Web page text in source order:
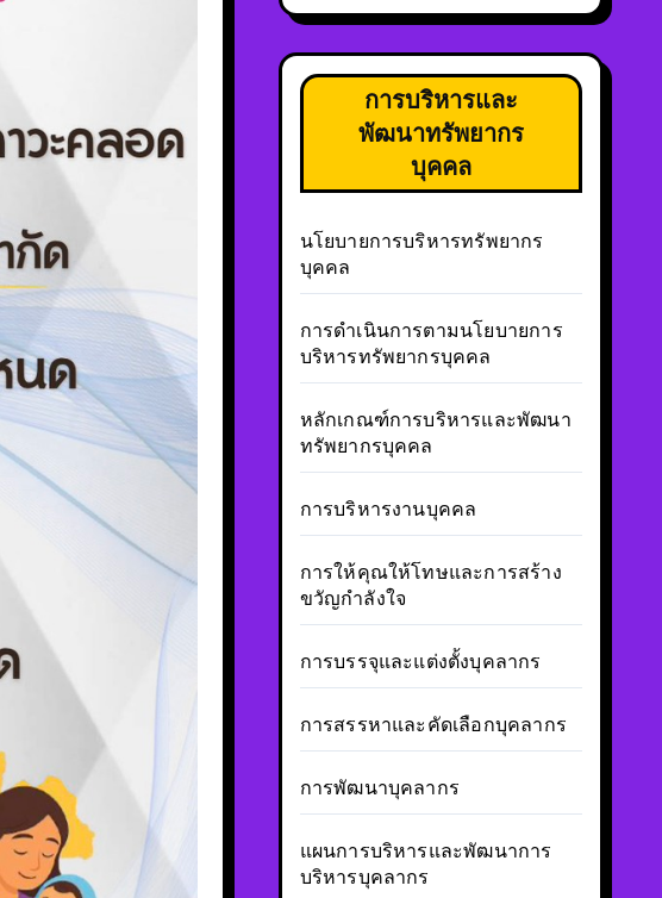
การบริหารและ
พัฒนาทรัพยากร
บุคคล
นโยบายการบริหารทรัพยากร
บุคคล
การดำเนินการตามนโยบายการ
บริหารทรัพยากรบุคคล
หลักเกณฑ์การบริหารและพัฒนา
ทรัพยากรบุคคล
การบริหารงานบุคคล
การให้คุณให้โทษและการสร้าง
ขวัญกำลังใจ
การบรรจุและแต่งตั้งบุคลากร
การสรรหาและคัดเลือกบุคลากร
การพัฒนาบุคลากร
แผนการบริหารและพัฒนาการ
บริหารบุคลากร